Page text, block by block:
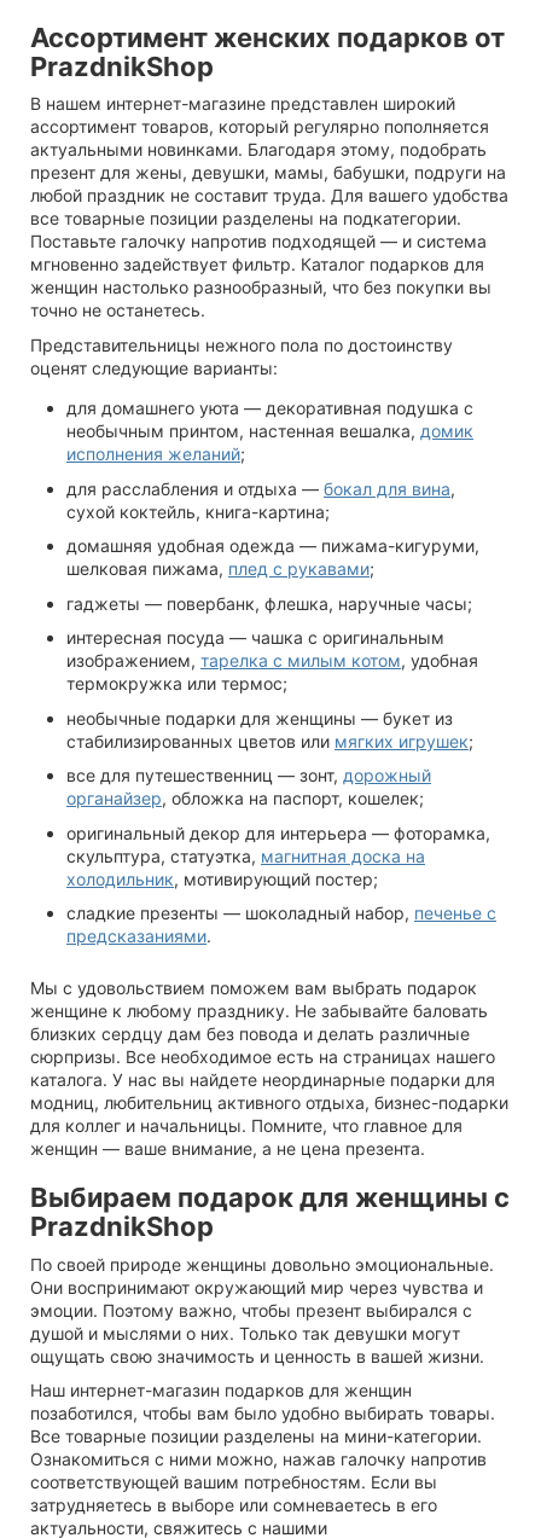
Ассортимент женских подарков от
PrazdnikShop
В нашем интернет-магазине представлен широкий
ассортимент товаров, который регулярно пополняется
актуальными новинками. Благодаря этому, подобрать
презент для жены, девушки, мамы, бабушки, подруги на
любой праздник не составит труда. Для вашего удобства
все товарные позиции разделены на подкатегории.
Поставьте галочку напротив подходящей — и система
мгновенно задействует фильтр. Каталог подарков для
женщин настолько разнообразный, что без покупки вы
точно не останетесь.
Представительницы нежного пола по достоинству
оценят следующие варианты:
для домашнего уюта — декоративная подушка с
необычным принтом, настенная вешалка, домик
исполнения желаний;
для расслабления и отдыха — бокал для вина,
сухой коктейль, книга-картина;
домашняя удобная одежда — пижама-кигуруми,
шелковая пижама, плед с рукавами;
гаджеты — повербанк, флешка, наручные часы;
интересная посуда — чашка с оригинальным
изображением, тарелка с милым котом, удобная
термокружка или термос;
необычные подарки для женщины — букет из
стабилизированных цветов или мягких игрушек;
все для путешественниц — зонт, дорожный
органайзер, обложка на паспорт, кошелек;
оригинальный декор для интерьера — фоторамка,
скульптура, статуэтка, магнитная доска на
холодильник, мотивирующий постер;
сладкие презенты — шоколадный набор, печенье с
предсказаниями.
Мы с удовольствием поможем вам выбрать подарок
женщине к любому празднику. Не забывайте баловать
близких сердцу дам без повода и делать различные
сюрпризы. Все необходимое есть на страницах нашего
каталога. У нас вы найдете неординарные подарки для
модниц, любительниц активного отдыха, бизнес-подарки
для коллег и начальницы. Помните, что главное для
женщин — ваше внимание, а не цена презента.
Выбираем подарок для женщины с
PrazdnikShop
По своей природе женщины довольно эмоциональные.
Они воспринимают окружающий мир через чувства и
эмоции. Поэтому важно, чтобы презент выбирался с
душой и мыслями о них. Только так девушки могут
ощущать свою значимость и ценность в вашей жизни.
Наш интернет-магазин подарков для женщин
позаботился, чтобы вам было удобно выбирать товары.
Все товарные позиции разделены на мини-категории.
Ознакомиться с ними можно, нажав галочку напротив
соответствующей вашим потребностям. Если вы
затрудняетесь в выборе или сомневаетесь в его
актуальности, свяжитесь с нашими